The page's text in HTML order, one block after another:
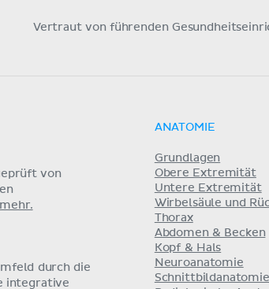
Vertraut von führenden
von
durch die
integrative
ANATOMIE
Grundlagen
Obere Extremität
Untere Extremität
Wirbelsäule und
Thorax
Abdomen & Becken
Kopf & Hals
Neuroanatomie
Schnittbildanatomie